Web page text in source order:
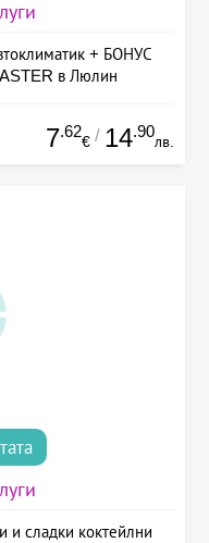
+ БОНУС
в Люлин
7.62
€ / 14.90
лв.
и сладки коктейлни